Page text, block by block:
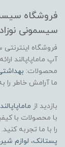
فروشگاه
سیسمونی
فروشگاه
آپ ماماپاپالند
محصولات:
ما آرامش خاطر را
بازدید از ماماپاپالند
با محصولات با
را با ما تجربه کنید.
پستانک، لوازم